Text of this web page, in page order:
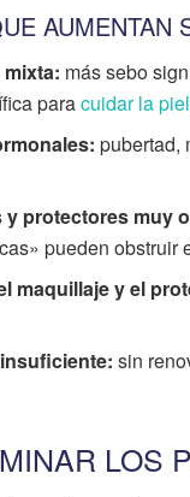
AUMENTAN
más sebo
paracuidar la
pubertad,
y protectores muy
pueden obstruir
maquillaje y el
sin
LOS